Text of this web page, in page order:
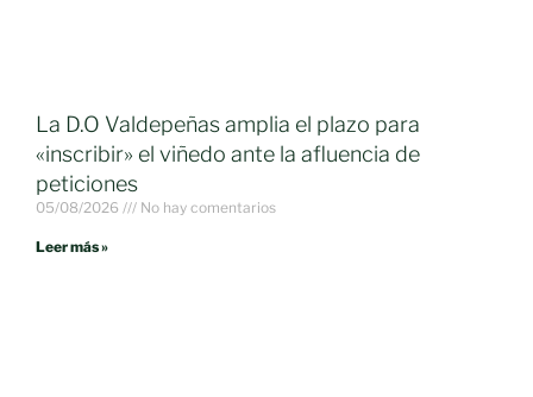
La D.O Valdepeñas amplia el plazo para
«inscribir» el viñedo ante la afluencia de
peticiones
05/08/2026 No hay comentarios
Leer más »